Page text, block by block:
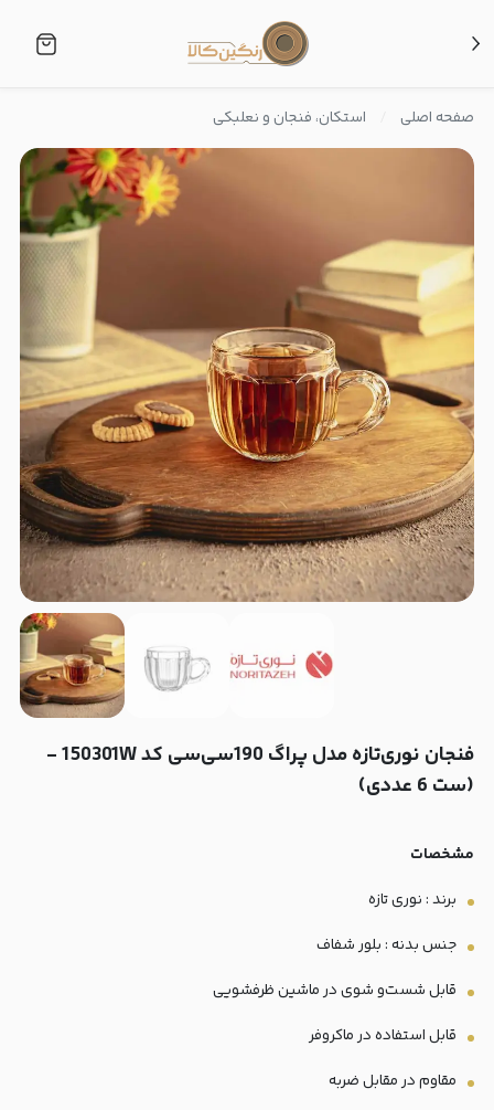
صفحه اصلی استکان، فنجان و نعلبکی
فنجان نوری‌تازه مدل پراگ 190سی‌سی کد 150301W -
(ست 6 عددی)
مشخصات
برند : نوری تازه
جنس بدنه : بلور شفاف
قابل شست‌و شوی در ماشین ظرفشویی
قابل استفاده در ماکروفر
مقاوم در مقابل ضربه